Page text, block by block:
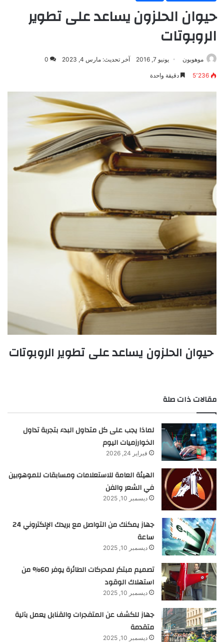
حيوان الحلزون يساعد على تطوير
الروبوتات
موهوبون يونيو 7, 2016 آخر تحديث: مارس 4, 2023 0
5٬236 دقيقة واحدة
حيوان الحلزون يساعد على تطوير الروبوتات
مقالات ذات صلة
لماذا يجب على كل متداول البدء بتجربة تداول
الخوارزميات اليوم
فبراير 24, 2026
الهيئة العامة للاستعلامات ومسابقات للموهوبين
في الشعر والفن
ديسمبر 10, 2025
جهاز يمكنك من التواصل مع بريدك الإلكتروني 24
ساعة
ديسمبر 10, 2025
تصميم مبتكر لمحركات الطائرة يوفر 60% من
استهلاك الوقود
ديسمبر 10, 2025
جهاز للكشف عن المتفجرات والقنابل يعمل بآلية
متقدمة
ديسمبر 10, 2025